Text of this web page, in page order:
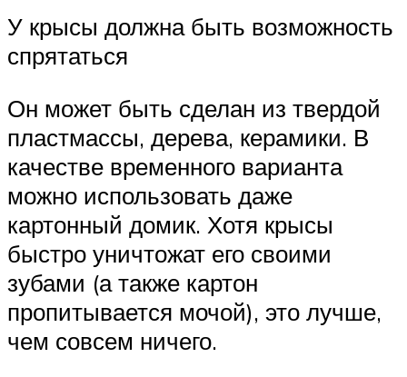
У крысы должна быть возможность
спрятаться
Он может быть сделан из твердой
пластмассы, дерева, керамики. В
качестве временного варианта
можно использовать даже
картонный домик. Хотя крысы
быстро уничтожат его своими
зубами (а также картон
пропитывается мочой), это лучше,
чем совсем ничего.